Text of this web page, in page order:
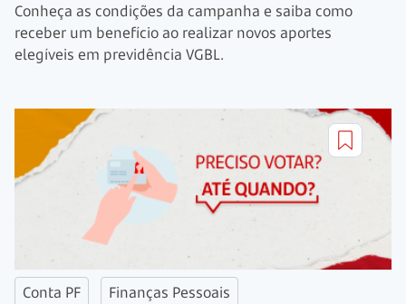
Conheça as condições da campanha e saiba como
receber um benefício ao realizar novos aportes
elegíveis em previdência VGBL.
Conta PF Finanças Pessoais